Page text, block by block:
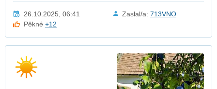
26.10.2025, 06:41 Zaslal/a: 713VNO
Pěkné+12